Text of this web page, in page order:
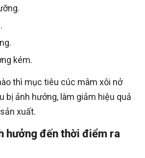
kém.
thì mục tiêu cúc mâm xôi nở
bị ảnh hưởng, làm giảm hiệu quả
xuất.
hưởng đến thời điểm ra